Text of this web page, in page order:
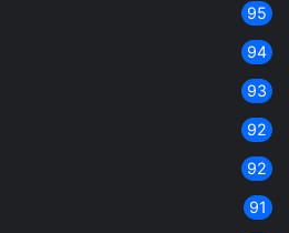
95
94
93
92
92
91